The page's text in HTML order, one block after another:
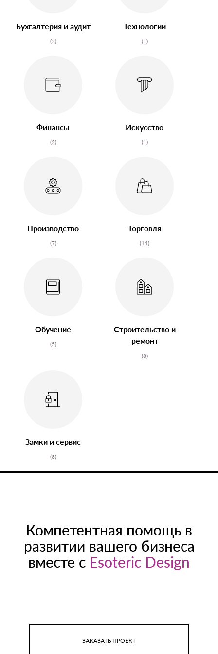
Бухгалтерия и аудит
(2)
Технологии
(1)
Финансы
(2)
Искусство
(1)
Производство
(7)
Торговля
(14)
Обучение
(5)
Строительство и
ремонт
(8)
Замки и сервис
(8)
Компетентная помощь в
развитии вашего бизнеса
вместе с Esoteric Design
ЗАКАЗАТЬ ПРОЕКТ